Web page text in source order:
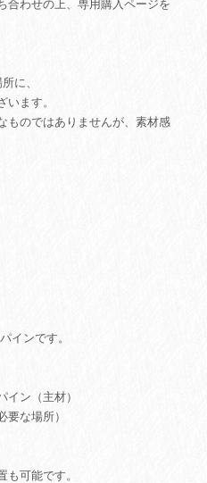
合わせの上、専用購入ページを
に、
ます。
ものではありませんが、素材感
インです。
イン（主材）
要な場所）
も可能です。